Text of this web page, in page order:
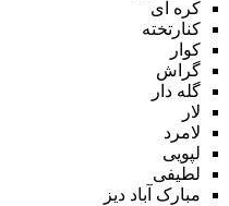
کره ای
کنارتخته
کوار
گراش
گله دار
لار
لامرد
لپویی
لطیفی
مبارک آباد دیز